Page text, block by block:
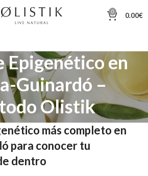
0 0.00€
Epigenético en
Guinardó –
Olistik
más completo en
para conocer tu
dentro